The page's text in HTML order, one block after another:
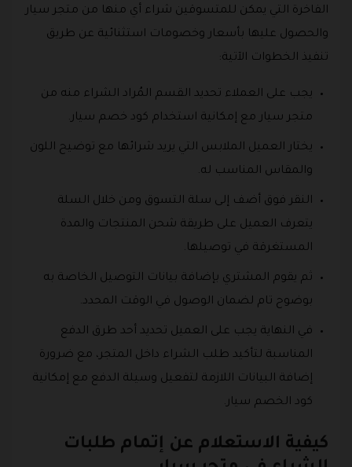
الفاخرة التي يمكن للمتسوقين شراء أي منها من متجر سيار
والحصول عليها بأسعار وخصومات استثنائية عن طريق
تنفيذ الخطوات الآتية:
يجب على العملاء تحديد القسم المُراد الشراء منه من
متجر سيار مع إمكانية استخدام كود خصم سيار.
يختار العميل الملابس التي يريد شرائها مع توضيح اللون
والمقاس المناسب له.
النقر فوق أضف إلى سلة التسوق ومن خلال السلة
يتعرف العميل على طريقة شحن المنتجات والمدة
المستغرقة في توصيلها.
ثم يقوم المشتري بإضافة بيانات التوصيل الخاصة به
بوضوح تام لضمان الوصول في الوقت المحدد.
في النهاية يجب على العميل تحديد أحد طرق الدفع
المناسبة لتأكيد طلب الشراء داخل المتجر، مع ضرورة
إضافة البيانات اللازمة لتفعيل وسيلة الدفع مع إمكانية
كود الخصم سيار.
كيفية الاستعلام عن إتمام طلبات